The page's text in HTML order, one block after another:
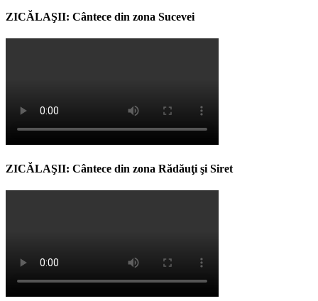
ZICĂLAŞII: Cântece din zona Sucevei
ZICĂLAŞII: Cântece din zona Rădăuţi şi Siret